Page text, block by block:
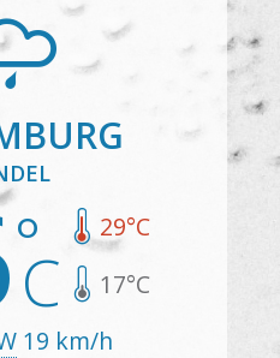
29°C
17°C
19 km/h